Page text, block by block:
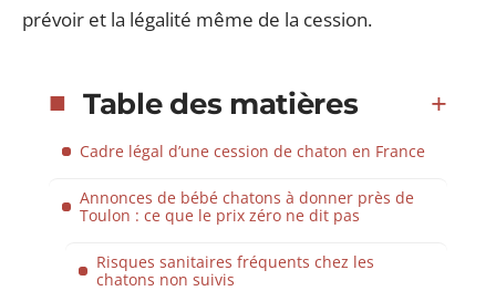
prévoir et la légalité même de la cession.
Table des matières
Cadre légal d’une cession de chaton en France
Annonces de bébé chatons à donner près de
Toulon : ce que le prix zéro ne dit pas
Risques sanitaires fréquents chez les
chatons non suivis